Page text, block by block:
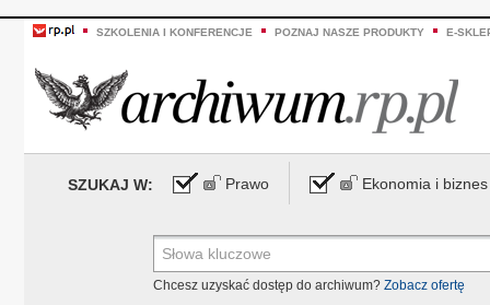
SZKOLENIA I KONFERENCJE POZNAJ NASZE PRODUKTY E-
SZUKAJ W: Prawo Ekonomia i biznes
Chcesz uzyskać dostęp do archiwum? Zobacz ofertę